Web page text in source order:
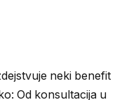
neki benefit
Od konsultacija u